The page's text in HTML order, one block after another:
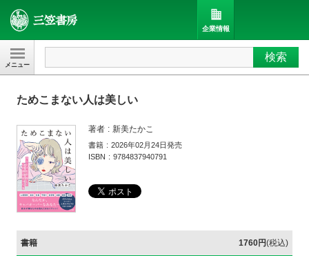
三笠書房 検索
企業情報
ためこまない人は美しい
著者 新美たかこ
書籍
2026年02月24日発売
ISBN
9784837940791
書籍 1760円(税込)